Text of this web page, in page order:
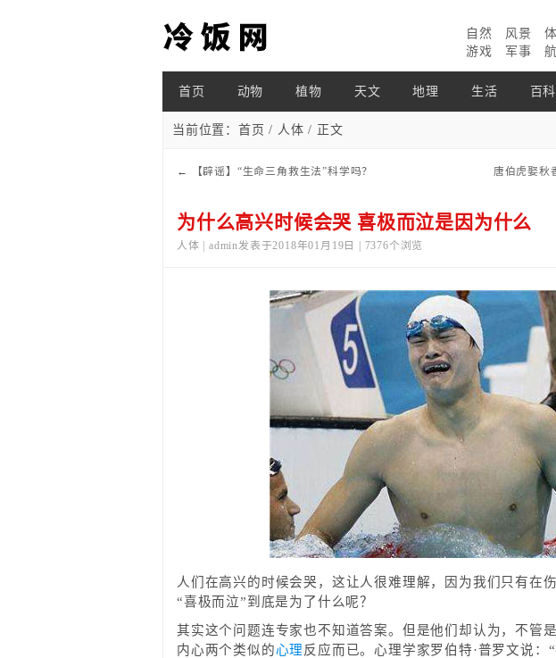
自然 风景
游戏
军事
首页 动物 植物 天文 地理 生活 百科
当前位置： 首页 / 人体 / 正文
← 【辟谣】“生命三角救生法”科学吗？ 唐伯虎娶秋
为什么高兴时候会哭 喜极而泣是因为什么
人体 | admin发表于2018年01月19日 | 7376个浏览
人们在高兴的时候会哭，这让人很难理解，因为我们只有在
“喜极而泣”到底是为了什么呢？
其实这个问题连专家也不知道答案。但是他们却认为，不管
内心两个类似的心理反应而已。心理学家罗伯特·普罗文说：